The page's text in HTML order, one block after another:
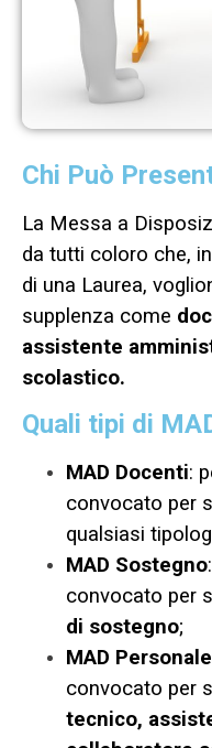
Chi Può
La Messa a
da tutti coloro che,
di una Laurea,
supplenza come
assistente
scolastico.
Quali tipi di
MAD Docenti:
convocato per
qualsiasi
MAD Sostegno
convocato per
di sostegno;
MAD
convocato per
tecnico,